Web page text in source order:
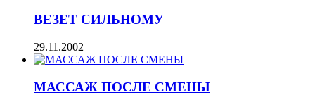
ВЕЗЕТ СИЛЬНОМУ
29.11.2002
МАССАЖ ПОСЛЕ СМЕНЫ